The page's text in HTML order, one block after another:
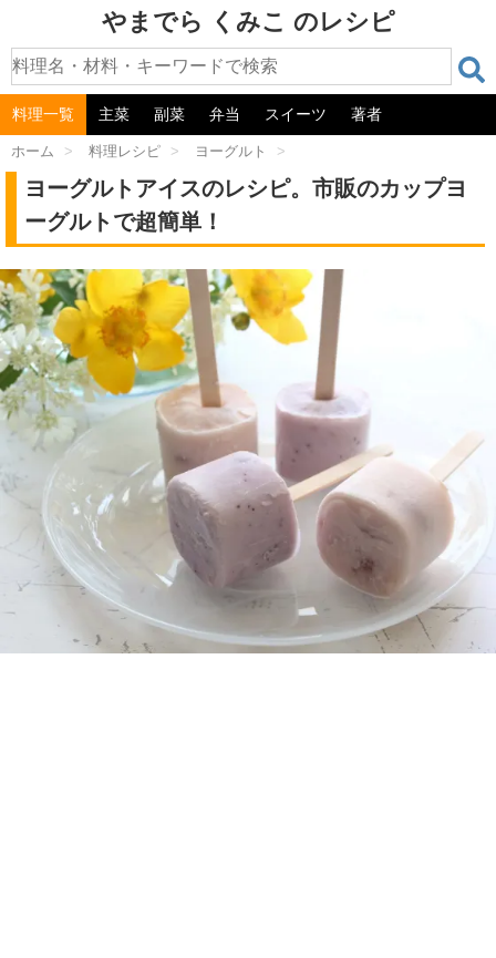
やまでら くみこ のレシピ
料理一覧 主菜 副菜 弁当 スイーツ 著者
ホーム > 料理レシピ > ヨーグルト >
ヨーグルトアイスのレシピ。市販のカップヨ
ーグルトで超簡単！